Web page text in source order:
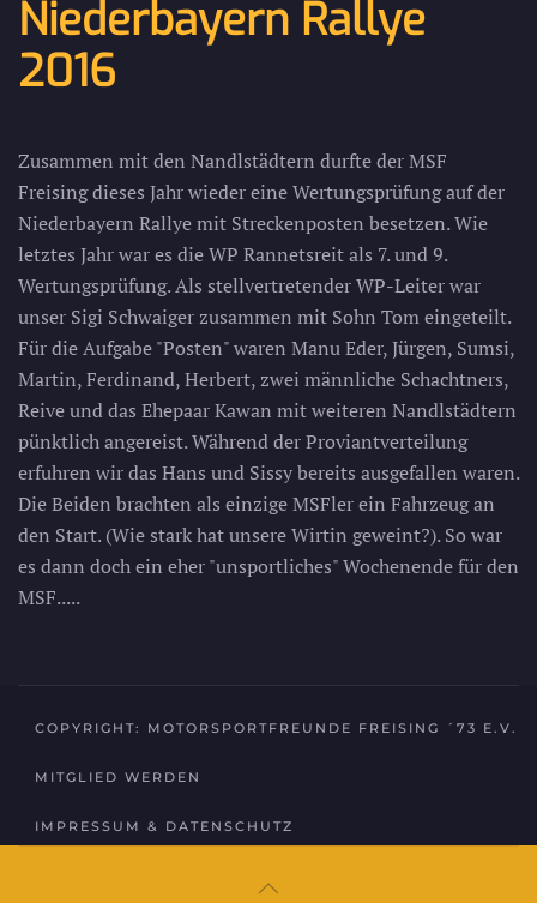
Niederbayern Rallye
2016
Zusammen mit den Nandlstädtern durfte der MSF
Freising dieses Jahr wieder eine Wertungsprüfung auf der
Niederbayern Rallye mit Streckenposten besetzen. Wie
letztes Jahr war es die WP Rannetsreit als 7. und 9.
Wertungsprüfung. Als stellvertretender WP-Leiter war
unser Sigi Schwaiger zusammen mit Sohn Tom eingeteilt.
Für die Aufgabe "Posten" waren Manu Eder, Jürgen, Sumsi,
Martin, Ferdinand, Herbert, zwei männliche Schachtners,
Reive und das Ehepaar Kawan mit weiteren Nandlstädtern
pünktlich angereist. Während der Proviantverteilung
erfuhren wir das Hans und Sissy bereits ausgefallen waren.
Die Beiden brachten als einzige MSFler ein Fahrzeug an
den Start. (Wie stark hat unsere Wirtin geweint?). So war
es dann doch ein eher "unsportliches" Wochenende für den
MSF.....
COPYRIGHT: MOTORSPORTFREUNDE FREISING ´73 E.V.
MITGLIED WERDEN
IMPRESSUM & DATENSCHUTZ